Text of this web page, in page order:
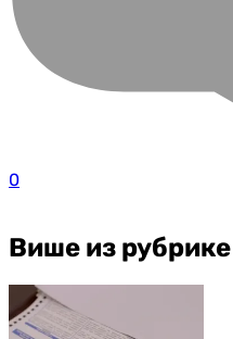
0
Више из рубрике